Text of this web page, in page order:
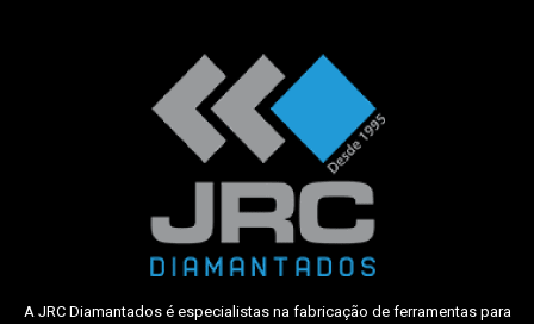
A JRC Diamantados é especialistas na fabricação de ferramentas para